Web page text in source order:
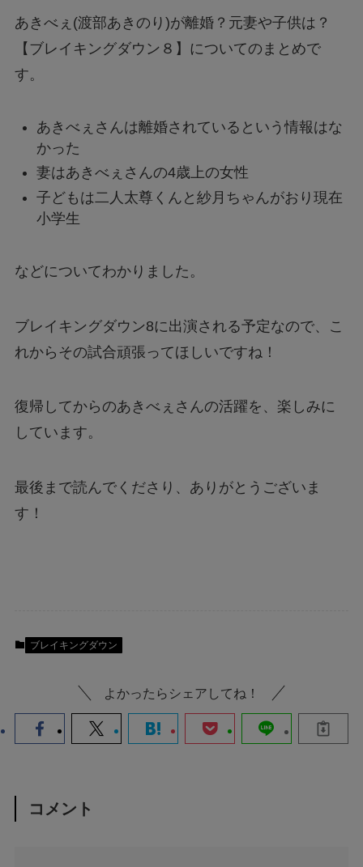
あきべぇ(渡部あきのり)が離婚？元妻や子供は？
【ブレイキングダウン８】についてのまとめで
す。
あきべぇさんは離婚されているという情報はな
かった
妻はあきべぇさんの4歳上の女性
子どもは二人太尊くんと紗月ちゃんがおり現在
小学生
などについてわかりました。
ブレイキングダウン8に出演される予定なので、こ
れからその試合頑張ってほしいですね！
復帰してからのあきべぇさんの活躍を、楽しみに
しています。
最後まで読んでくださり、ありがとうございま
す！
ブレイキングダウン
よかったらシェアしてね！
コメント